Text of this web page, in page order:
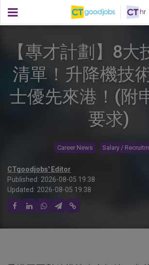
【專才計劃】8大
清單！升降機技
士優先來港！(附
要求)
Career News Salary /
CTgoodjobs' Editor
Published: 2026-08-05 19:38
Updated: 2026-08-05 19:38